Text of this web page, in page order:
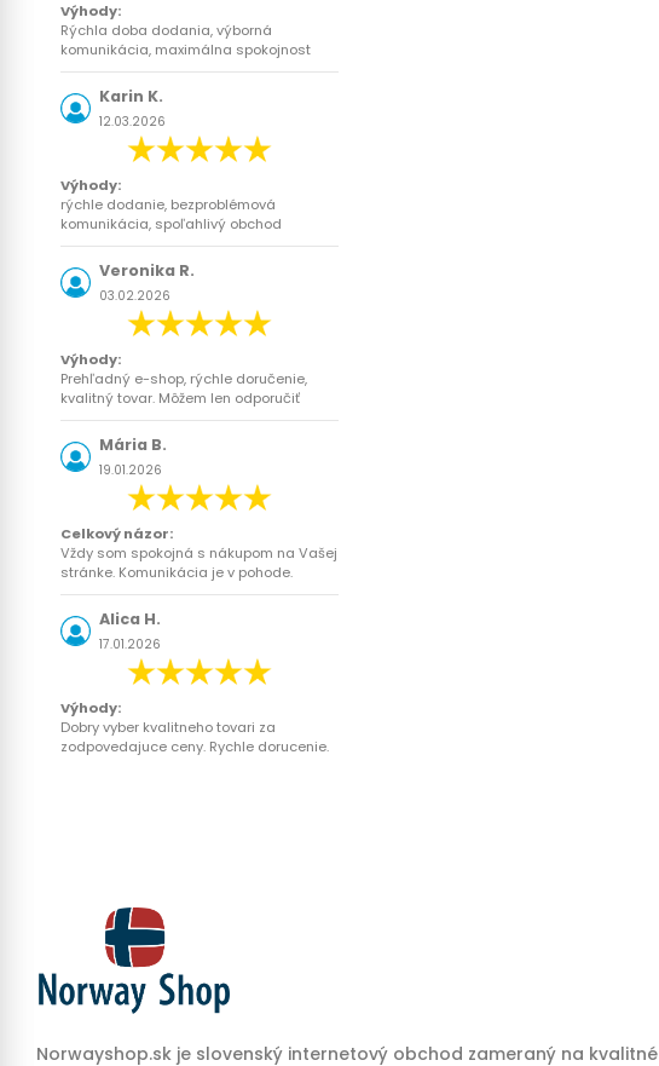
Výhody:
Rýchla doba dodania, výborná
komunikácia, maximálna spokojnost
Karin K.
12.03.2026
Výhody:
rýchle dodanie, bezproblémová
komunikácia, spoľahlivý obchod
Veronika R.
03.02.2026
Výhody:
Prehľadný e-shop, rýchle doručenie,
kvalitný tovar. Môžem len odporučiť
Mária B.
19.01.2026
Celkový názor:
Vždy som spokojná s nákupom na Vašej
stránke. Komunikácia je v pohode.
Alica H.
17.01.2026
Výhody:
Dobry vyber kvalitneho tovari za
zodpovedajuce ceny. Rychle dorucenie.
Norwayshop.sk je slovenský internetový obchod zameraný na kvalitné